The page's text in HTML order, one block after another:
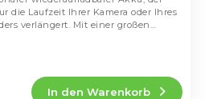
In den Warenkorb
die Laufzeit Ihrer Kamera oder Ihres
verlängert. Mit einer großen